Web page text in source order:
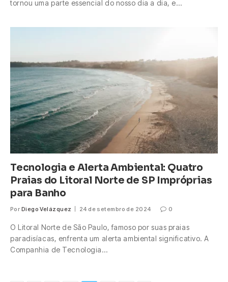
tornou uma parte essencial do nosso dia a dia, e…
Tecnologia e Alerta Ambiental: Quatro
Praias do Litoral Norte de SP Impróprias
para Banho
Por Diego Velázquez 24 de setembro de 2024 0
O Litoral Norte de São Paulo, famoso por suas praias
paradisíacas, enfrenta um alerta ambiental significativo. A
Companhia de Tecnologia…